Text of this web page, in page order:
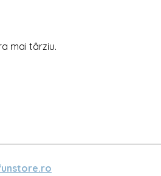
mai târziu.